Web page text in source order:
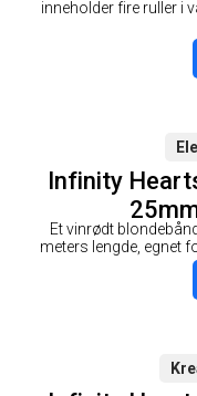
inneholder fire ruller i
Infinity
Et vinrødt
meters lengde, egnet